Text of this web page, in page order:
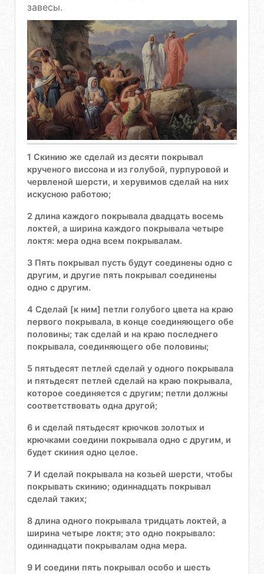
завесы.
1 Скинию же сделай из десяти покрывал
крученого виссона и из голубой, пурпуровой и
червленой шерсти, и херувимов сделай на них
искусною работою;
2 длина каждого покрывала двадцать восемь
локтей, а ширина каждого покрывала четыре
локтя: мера одна всем покрывалам.
3 Пять покрывал пусть будут соединены одно с
другим, и другие пять покрывал соединены
одно с другим.
4 Сделай [к ним] петли голубого цвета на краю
первого покрывала, в конце соединяющего обе
половины; так сделай и на краю последнего
покрывала, соединяющего обе половины;
5 пятьдесят петлей сделай у одного покрывала
и пятьдесят петлей сделай на краю покрывала,
которое соединяется с другим; петли должны
соответствовать одна другой;
6 и сделай пятьдесят крючков золотых и
крючками соедини покрывала одно с другим, и
будет скиния одно целое.
7 И сделай покрывала на козьей шерсти, чтобы
покрывать скинию; одиннадцать покрывал
сделай таких;
8 длина одного покрывала тридцать локтей, а
ширина четыре локтя; это одно покрывало:
одиннадцати покрывалам одна мера.
9 И соедини пять покрывал особо и шесть